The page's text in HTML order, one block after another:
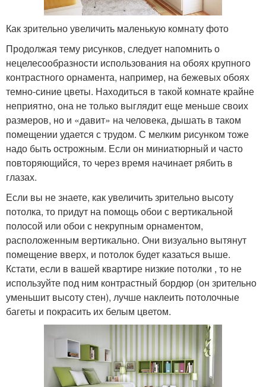
Как зрительно увеличить маленькую комнату фото
Продолжая тему рисунков, следует напомнить о
нецелесообразности использования на обоях крупного
контрастного орнамента, например, на бежевых обоях
темно-синие цветы. Находиться в такой комнате крайне
неприятно, она не только выглядит еще меньше своих
размеров, но и «давит» на человека, дышать в таком
помещении удается с трудом. С мелким рисунком тоже
надо быть острожным. Если он миниатюрный и часто
повторяющийся, то через время начинает рябить в
глазах.
Если вы не знаете, как увеличить зрительно высоту
потолка, то придут на помощь обои с вертикальной
полосой или обои с некрупным орнаментом,
расположенным вертикально. Они визуально вытянут
помещение вверх, и потолок будет казаться выше.
Кстати, если в вашей квартире низкие потолки , то не
используйте под ним контрастный бордюр (он зрительно
уменьшит высоту стен), лучше наклеить потолочные
багеты и покрасить их белым цветом.